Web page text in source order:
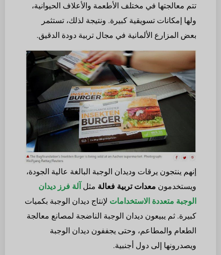
تتم معالجتها في مختلف الأطعمة والأعلاف الحيوانية،
ولها إمكانات تسويقية كبيرة. ونتيجة لذلك، تستثمر
بعض المزارع الألمانية في مجال تربية دودة الدقيق.
إنهم ينتجون يرقات وديدان الوجبة البالغة عالية الجودة،
ويستخدمون معدات تربية فعالة مثل آلة فرز ديدان
الوجبة متعددة الاستخدامات لإنتاج ديدان الوجبة بكميات
كبيرة. ثم يبيعون ديدان الوجبة الناضجة لمصانع معالجة
الطعام والمطاعم، وحتى يجففون ديدان الوجبة
ويصدرونها إلى دول أجنبية.